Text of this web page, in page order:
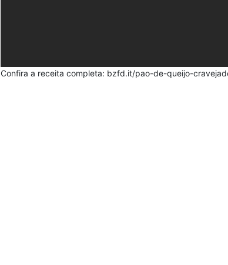
Confira a receita completa: bzfd.it/pao-de-queijo-